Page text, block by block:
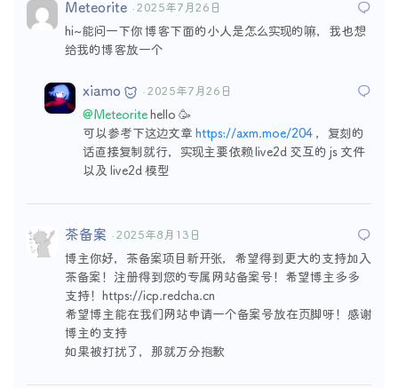
Meteorite · 2025年7月26日
hi~能问一下你 博客下面的小人是怎么实现的嘛，我也想
给我的博客放一个
xiamo · 2025年7月26日
@Meteorite hello 🥳
可以参考下这边文章 https://axm.moe/204 ，复刻的
话直接复制就行，实现主要依赖 live2d 交互的 js 文件
以及 live2d 模型
茶备案 · 2025年8月13日
博主你好，茶备案项目新开张，希望得到更大的支持加入
茶备案！注册得到您的专属网站备案号！希望博主多多
支持！https://icp.redcha.cn
希望博主能在我们网站申请一个备案号放在页脚呀！感谢
博主的支持
如果被打扰了，那就万分抱歉